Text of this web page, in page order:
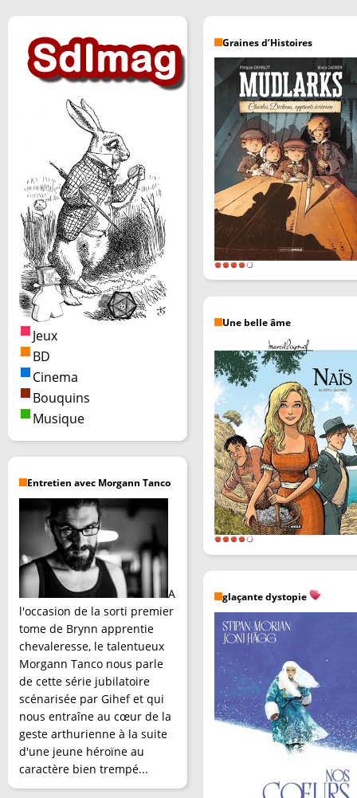
Jeux
BD
Cinema
Bouquins
Musique
Entretien avec Morgann Tanco
A
l'occasion de la sorti premier
tome de Brynn apprentie
chevaleresse, le talentueux
Morgann Tanco nous parle
de cette série jubilatoire
scénarisée par Gihef et qui
nous entraîne au cœur de la
geste arthurienne à la suite
d'une jeune héroïne au
caractère bien trempé...
Graines d’Histoires
Une belle âme
glaçante dystopie